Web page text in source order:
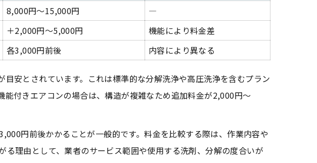
と対策
ポイント
くある失敗例
敗予防
ル事例
まとめ
問と対策
を解消
8,000円～15,000円
―
＋2,000円～5,000円
機能により料金差
各3,000円前後 内容により異なる
安とされています。これは標準的な分解洗浄や高圧洗浄を含むプラン
付きエアコンの場合は、構造が複雑なため追加料金が2,000円～
円前後かかることが一般的です。料金を比較する際は、作業内容や
理由として、業者のサービス範囲や使用する洗剤、分解の度合いが